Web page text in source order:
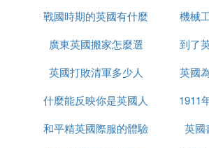
然後是 英國、法國、德國、盧森堡
再次義大利、荷蘭、西班牙、美國
亞 下面我就簡單點介紹以下6個國
①《汶萊》 知道汶萊的人在提到他
之為「小國寡民」或「蕞爾小邦」
00百平方公里，足足是同一區域內
思
戰國時期的英國有什麼
事件
機械
廣東英國搬家怎麼選
到了
英國打敗清軍多少人
英國
什麼能反映你是英國人
1911
和平精英國際服的體驗
英國